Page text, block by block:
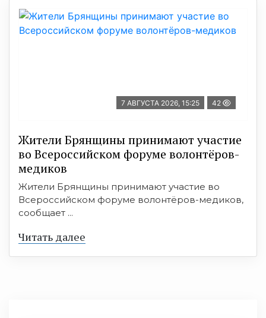
7 АВГУСТА 2026, 15:25 42
Жители Брянщины принимают участие
во Всероссийском форуме волонтёров-
медиков
Жители Брянщины принимают участие во
Всероссийском форуме волонтёров-медиков,
сообщает ...
Читать далее